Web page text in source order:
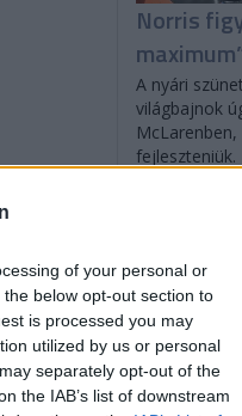
of your personal or
below opt-out section to
is processed you may
utilized by us or personal
separately opt-out of the
the IAB’s list of downstream
Norris
A nyári
világbajnok
fejleszteniük.